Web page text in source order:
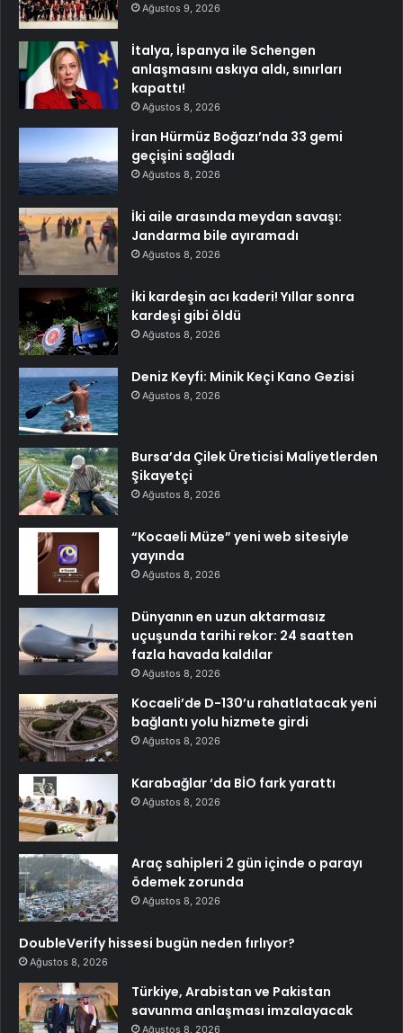
Ağustos 9, 2026
İtalya, İspanya ile Schengen
anlaşmasını askıya aldı, sınırları
kapattı!
Ağustos 8, 2026
İran Hürmüz Boğazı’nda 33 gemi
geçişini sağladı
Ağustos 8, 2026
İki aile arasında meydan savaşı:
Jandarma bile ayıramadı
Ağustos 8, 2026
İki kardeşin acı kaderi! Yıllar sonra
kardeşi gibi öldü
Ağustos 8, 2026
Deniz Keyfi: Minik Keçi Kano Gezisi
Ağustos 8, 2026
Bursa’da Çilek Üreticisi Maliyetlerden
Şikayetçi
Ağustos 8, 2026
“Kocaeli Müze” yeni web sitesiyle
yayında
Ağustos 8, 2026
Dünyanın en uzun aktarmasız
uçuşunda tarihi rekor: 24 saatten
fazla havada kaldılar
Ağustos 8, 2026
Kocaeli’de D-130’u rahatlatacak yeni
bağlantı yolu hizmete girdi
Ağustos 8, 2026
Karabağlar ‘da BİO fark yarattı
Ağustos 8, 2026
Araç sahipleri 2 gün içinde o parayı
ödemek zorunda
Ağustos 8, 2026
DoubleVerify hissesi bugün neden fırlıyor?
Ağustos 8, 2026
Türkiye, Arabistan ve Pakistan
savunma anlaşması imzalayacak
Ağustos 8, 2026